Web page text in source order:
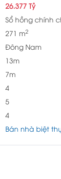
26.377 Tỷ
Sổ hồng chính
271 m2
Đông Nam
13m
7m
4
5
4
Bán nhà biệt